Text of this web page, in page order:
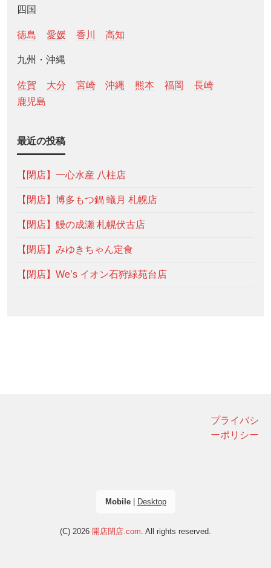
四国
徳島 愛媛 香川 高知
九州・沖縄
佐賀 大分 宮崎 沖縄 熊本 福岡
長崎
鹿児島
最近の投稿
【閉店】一心水産 八柱店
【閉店】博多もつ鍋 蟻月 札幌店
【閉店】鰻の成瀬 札幌伏古店
【閉店】みゆきちゃん定食
【閉店】We’s イオン石狩緑苑台店
プライバシ
ーポリシー
Mobile| Desktop
(C) 2026 開店閉店.com. All rights reserved.